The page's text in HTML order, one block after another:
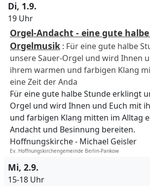
Di, 1.9.
19 Uhr
Orgel-Andacht - eine gute
Orgelmusik : Für eine gute halbe
unsere Sauer-Orgel und wird Ihnen
ihrem warmen und farbigen Klang
eine Zeit der Anda
Für eine gute halbe Stunde erklingt
Orgel und wird Ihnen und Euch mit
und farbigen Klang mitten im Alltag
Andacht und Besinnung bereiten.
Hoffnungskirche
Michael Geisler
Ev. Hoffnungskirchengemeinde Berlin-Pankow
Mi, 2.9.
15-18 Uhr